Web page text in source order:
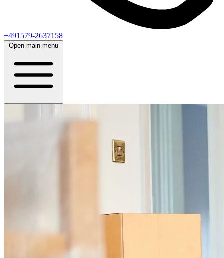
+491579-2637158
Open main menu